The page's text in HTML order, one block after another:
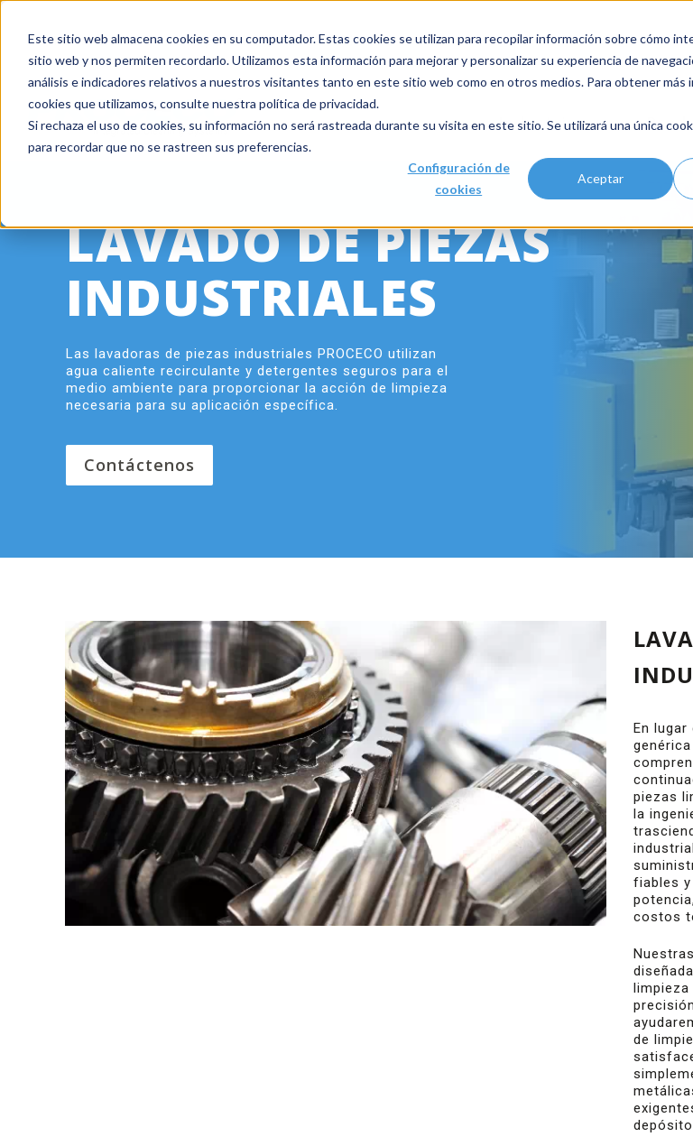
Este sitio web almacena cookies en su computador. Estas cookies se utilizan para recopilar información sobre cómo
sitio web y nos permiten recordarlo. Utilizamos esta información para mejorar y personalizar su experiencia de
análisis e indicadores relativos a nuestros visitantes tanto en este sitio web como en otros medios. Para obtener más
cookies que utilizamos, consulte nuestra política de privacidad.
Si rechaza el uso de cookies, su información no será rastreada durante su visita en este sitio. Se utilizará una única
para recordar que no se rastreen sus preferencias.
Configuración de
cookies
Aceptar
+ 1 800 978-6677 | Empresa certificada ISO 9001
Industrias
LAVADO DE PIEZAS
INDUSTRIALES
Las lavadoras de piezas industriales PROCECO utilizan
agua caliente recirculante y detergentes seguros para el
medio ambiente para proporcionar la acción de limpieza
necesaria para su aplicación específica.
Contáctenos
En
piezas
la
fiables
costos
de